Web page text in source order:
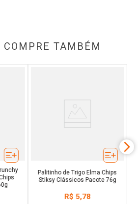
TAMBÉM
Palitinho de Trigo Elma Chips
Stiksy Clássicos Pacote 76g
R$ 5,78